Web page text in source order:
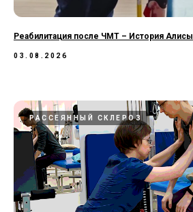
Реабилитация после ЧМТ – История Алисы
03.08.2026
РАССЕЯННЫЙ СКЛЕРОЗ